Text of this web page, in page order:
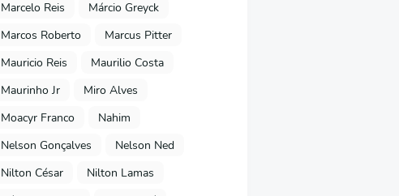
Marcelo Reis
Márcio Greyck
Marcos Roberto
Marcus Pitter
Mauricio Reis
Maurilio Costa
Maurinho Jr
Miro Alves
Moacyr Franco
Nahim
Nelson Gonçalves
Nelson Ned
Nilton César
Nilton Lamas